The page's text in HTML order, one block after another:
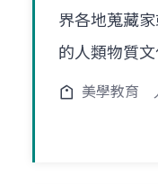
界各地蒐藏
的人類物質文
美學教育